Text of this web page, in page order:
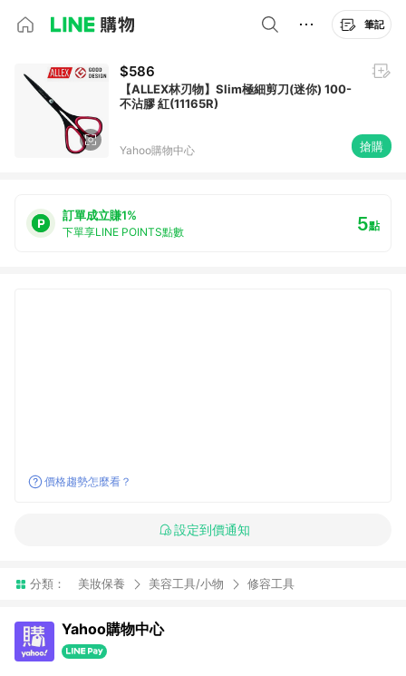
筆記
$586
【ALLEX林刃物】Slim極細剪刀(迷你) 100-
不沾膠 紅(11165R)
Yahoo購物中心 搶購
訂單成立賺1%
下單享LINE POINTS點數 5點
價格趨勢怎麼看？
設定到價通知
分類： 美妝保養 美容工具/小物 修容工具
Yahoo購物中心